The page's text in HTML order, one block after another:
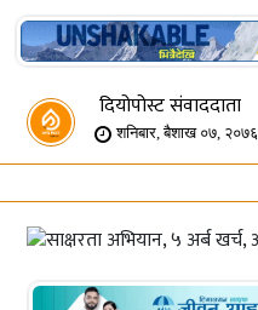
दियोपोस्ट संवाददाता
शनिबार, बैशाख ०७, २०७६